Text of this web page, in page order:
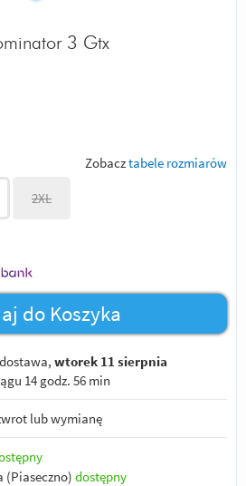
3 Gtx
Zobacztabele rozmiarów
2XL
do Koszyka
dostawa,wtorek 11 sierpnia
14 godz. 56 min
lub wymianę
(Piaseczno) dostępny